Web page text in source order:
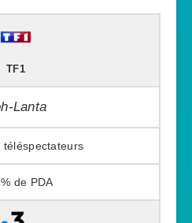
TF1
Lanta